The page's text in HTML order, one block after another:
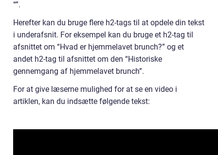
“”.
Herefter kan du bruge flere h2-tags til at opdele din tekst
i underafsnit. For eksempel kan du bruge et h2-tag til
afsnittet om “Hvad er hjemmelavet brunch?” og et
andet h2-tag til afsnittet om den “Historiske
gennemgang af hjemmelavet brunch”.
For at give læserne mulighed for at se en video i
artiklen, kan du indsætte følgende tekst: